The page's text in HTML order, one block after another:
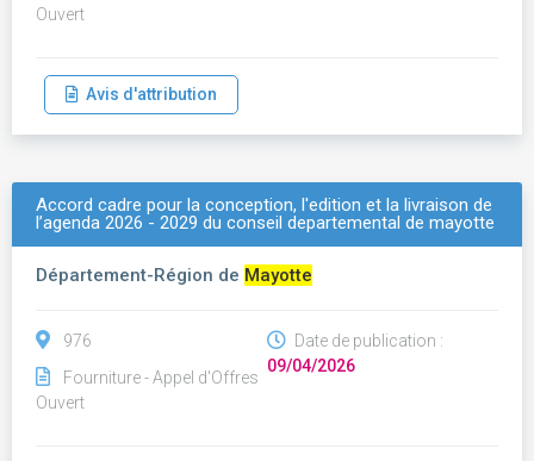
Ouvert
Avis d'attribution
Accord cadre pour la conception, l'edition et la livraison de
l’agenda 2026 - 2029 du conseil departemental de mayotte
Département-Région de Mayotte
976
Fourniture - Appel d'Offres
Ouvert
Date de publication :
09/04/2026